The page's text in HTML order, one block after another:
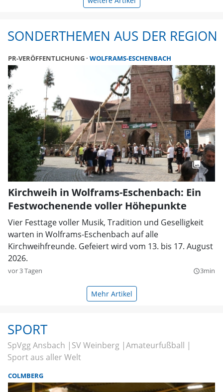
SONDERTHEMEN AUS DER REGION
PR-VERÖFFENTLICHUNG WOLFRAMS-ESCHENBACH
Kirchweih in Wolframs-Eschenbach: Ein
Festwochenende voller Höhepunkte
Vier Festtage voller Musik, Tradition und Geselligkeit
warten in Wolframs-Eschenbach auf alle
Kirchweihfreunde. Gefeiert wird vom 13. bis 17. August
2026.
vor 3 Tagen query_builder3min
Mehr Artikel
SPORT
SpVgg Ansbach SV Weinberg Amateurfußball
Sport aus aller Welt
COLMBERG